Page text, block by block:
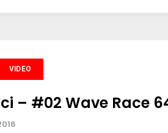
VIDEO
– #02 Wave Race